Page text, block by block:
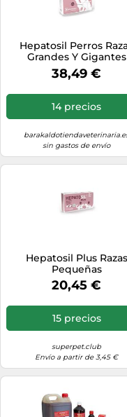
Hepatosil Perros
Grandes Y Gigantes
Suplemento Hepático
Uds
38,49 €
14 precios
sin gastos de envío
Hepatosil Plus Razas
Pequeñas
20,45 €
15 precios
superpet.club
Envío a partir de 3,45 €